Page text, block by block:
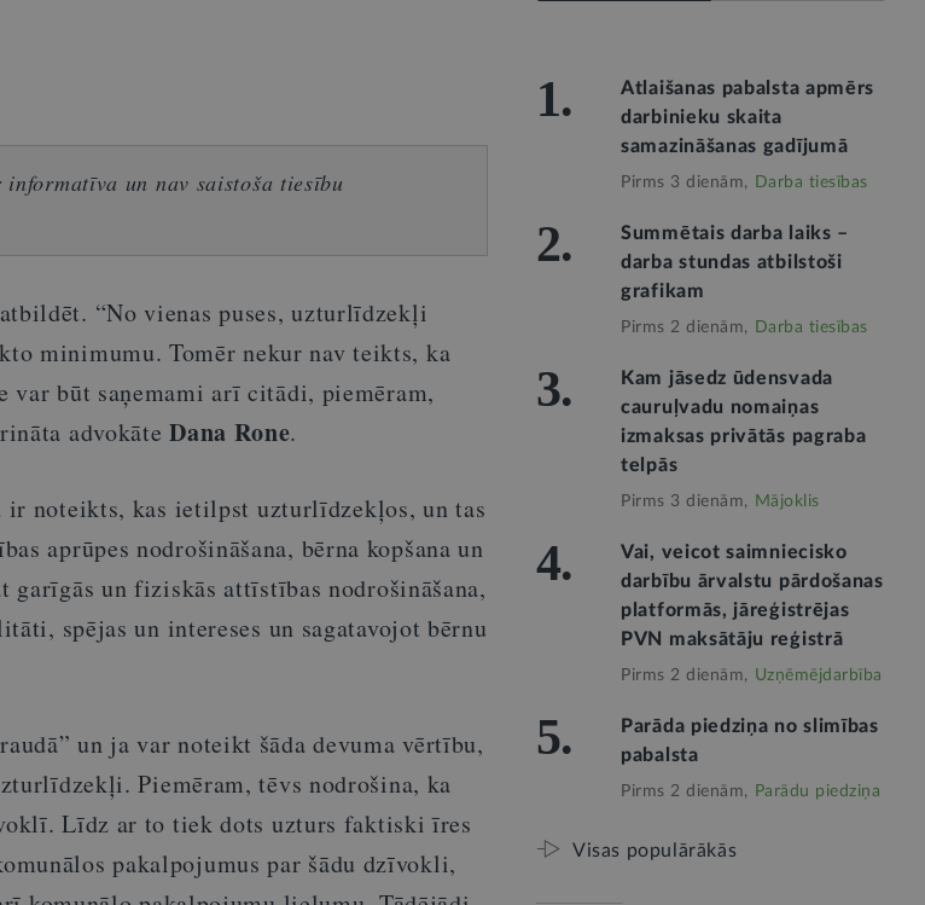
un nav saistoša tiesību
“No vienas puses, uzturlīdzekļi
minimumu. Tomēr nekur nav teikts, ka
būt saņemami arī citādi, piemēram,
advokāteDana Rone.
ir noteikts, kas ietilpst uzturlīdzekļos, un tas
aprūpes nodrošināšana, bērna kopšana un
garīgās un fiziskās attīstības nodrošināšana,
spējas un intereses un sagatavojot bērnu
un ja var noteikt šāda devuma vērtību,
Piemēram, tēvs nodrošina, ka
Līdz ar to tiek dots uzturs faktiski īres
pakalpojumus par šādu dzīvokli,
1.
Atlaišanas pabalsta apmērs
darbinieku skaita
samazināšanas gadījumā
Pirms 3 dienām, Darba tiesības
2.
Summētais darba laiks –
darba stundas atbilstoši
grafikam
Pirms 2 dienām, Darba tiesības
3.
Kam jāsedz ūdensvada
cauruļvadu nomaiņas
izmaksas privātās pagraba
telpās
Pirms 3 dienām, Mājoklis
4.
Vai, veicot saimniecisko
darbību ārvalstu pārdošanas
platformās, jāreģistrējas
PVN maksātāju reģistrā
Pirms 2 dienām, Uzņēmējdarbība
5.
Parāda piedziņa no slimības
pabalsta
Pirms 2 dienām, Parādu piedziņa
Visas populārākās